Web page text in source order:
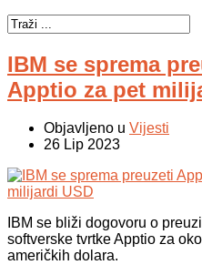
IBM se sprema
Apptio za pet
Objavljeno u Vijesti
26 Lip 2023
IBM se bliži dogovoru o
softverske tvrtke Apptio za
američkih dolara.